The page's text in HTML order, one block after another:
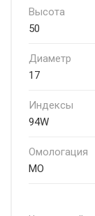
Высота
50
Диаметр
17
Индексы
94W
Омологация
MO